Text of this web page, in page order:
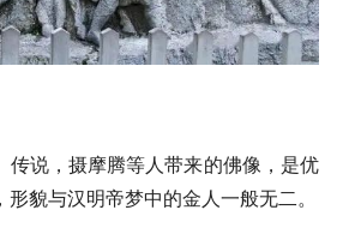
注册
传说，摄摩腾等人带来的佛像，是优
貌与汉明帝梦中的金人一般无二。